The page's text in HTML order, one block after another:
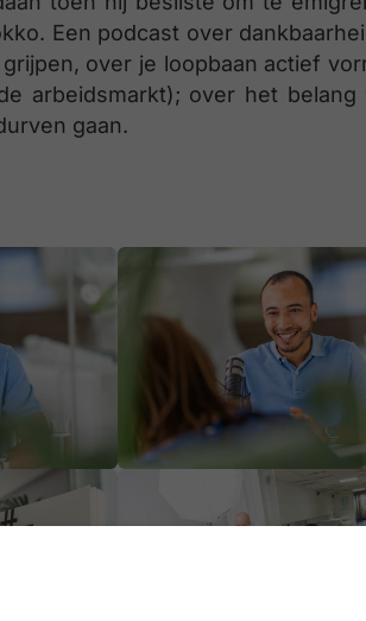
Een podcast over
over je loopbaan actief
arbeidsmarkt); over het belang
gaan.